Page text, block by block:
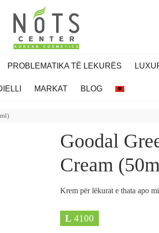
PROBLEMATIKA TË LEKURËS
MARKAT BLOG
Goodal
Cream
Krem për lëkurat e thata apo
L 4100